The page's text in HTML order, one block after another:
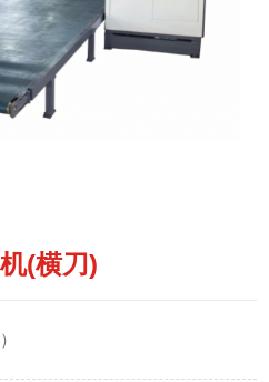
(横刀)